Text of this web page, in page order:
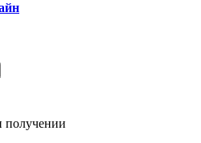
получении